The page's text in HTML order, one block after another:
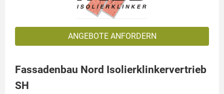
ANGEBOTE ANFORDERN
Fassadenbau Nord Isolierklinkervertrieb
SH